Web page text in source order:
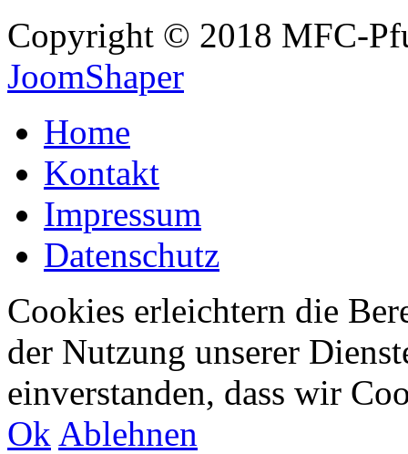
Copyright © 2018 MFC-
JoomShaper
Home
Kontakt
Impressum
Datenschutz
Cookies erleichtern die
der Nutzung unserer
einverstanden, dass wir
Ok Ablehnen